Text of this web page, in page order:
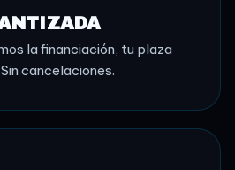
la financiación, tu plaza
cancelaciones.